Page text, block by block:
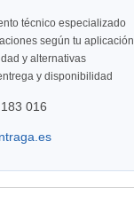
técnico especializado
según tu aplicación
y alternativas
y disponibilidad
016